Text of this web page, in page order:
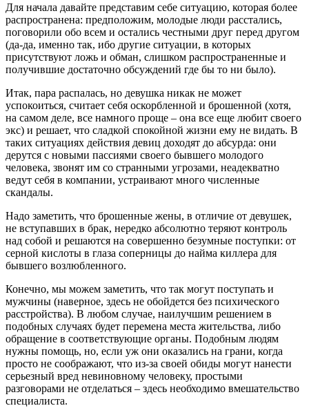
Для начала давайте представим себе ситуацию, которая более
распространена: предположим, молодые люди расстались,
поговорили обо всем и остались честными друг перед другом
(да-да, именно так, ибо другие ситуации, в которых
присутствуют ложь и обман, слишком распространенные и
получившие достаточно обсуждений где бы то ни было).
Итак, пара распалась, но девушка никак не может
успокоиться, считает себя оскорбленной и брошенной (хотя,
на самом деле, все намного проще – она все еще любит своего
экс) и решает, что сладкой спокойной жизни ему не видать. В
таких ситуациях действия девиц доходят до абсурда: они
дерутся с новыми пассиями своего бывшего молодого
человека, звонят им со странными угрозами, неадекватно
ведут себя в компании, устраивают много численные
скандалы.
Надо заметить, что брошенные жены, в отличие от девушек,
не вступавших в брак, нередко абсолютно теряют контроль
над собой и решаются на совершенно безумные поступки: от
серной кислоты в глаза соперницы до найма киллера для
бывшего возлюбленного.
Конечно, мы можем заметить, что так могут поступать и
мужчины (наверное, здесь не обойдется без психического
расстройства). В любом случае, наилучшим решением в
подобных случаях будет перемена места жительства, либо
обращение в соответствующие органы. Подобным людям
нужны помощь, но, если уж они оказались на грани, когда
просто не соображают, что из-за своей обиды могут нанести
серьезный вред невиновному человеку, простыми
разговорами не отделаться – здесь необходимо вмешательство
специалиста.